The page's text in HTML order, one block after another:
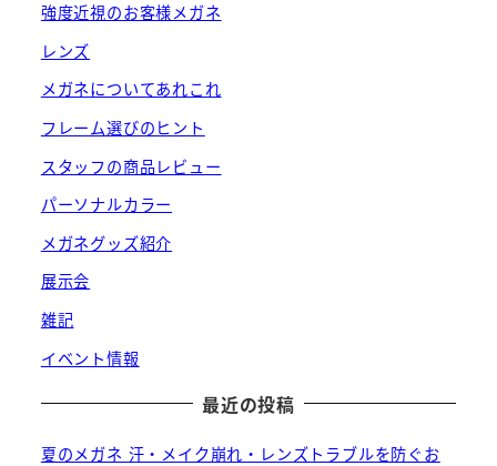
強度近視のお客様メガネ
レンズ
メガネについてあれこれ
フレーム選びのヒント
スタッフの商品レビュー
パーソナルカラー
メガネグッズ紹介
展示会
雑記
イベント情報
最近の投稿
夏のメガネ 汗・メイク崩れ・レンズトラブルを防ぐお